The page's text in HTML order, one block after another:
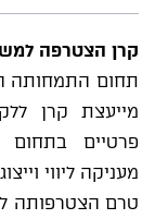
קרן הצטרפה למשרד
תחום התמחותה
מייעצת קרן
פרטיים בתחום
מעניקה ליווי
טרם הצטרפותה